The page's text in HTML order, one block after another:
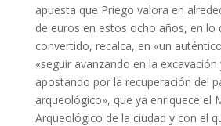
apuesta que Priego valora en
de euros en estos ocho años, en lo
convertido, recalca, en «un
«seguir avanzando en la
apostando por la recuperación del
arqueológico», que ya enriquece el
Arqueológico de la ciudad y con el